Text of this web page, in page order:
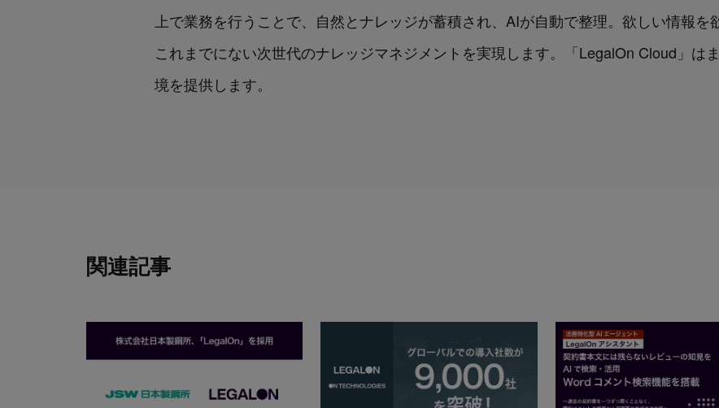
上で業務を行うことで、自然とナレッジが蓄積され、AIが自動で整理。欲しい情報を
これまでにない次世代のナレッジマネジメントを実現します。「LegalOn Cloud」は
境を提供します。
関連記事